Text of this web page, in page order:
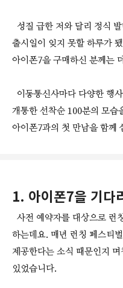
성질 급한 저와 달리 정식
출시일이 잊지 못할 하루가
아이폰7을 구매하신 분께는
이동통신사마다 다양한 행
개통한 선착순 100분의 모습
아이폰7과의 첫 만남을 함께
1. 아이폰7을 기다
사전 예약자를 대상으로 런
하는데요. 매년 런칭 페스티
제공한다는 소식 때문인지
있었습니다.